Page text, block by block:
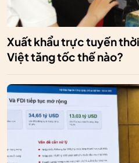
Xuất khẩu trực tuyến
Việt tăng tốc thế nào?